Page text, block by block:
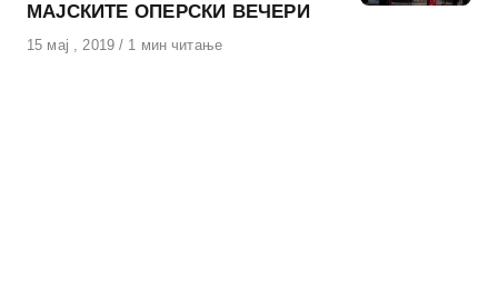
МАЈСКИТЕ ОПЕРСКИ ВЕЧЕРИ
Објавено
15 мај , 2019 1 мин читање